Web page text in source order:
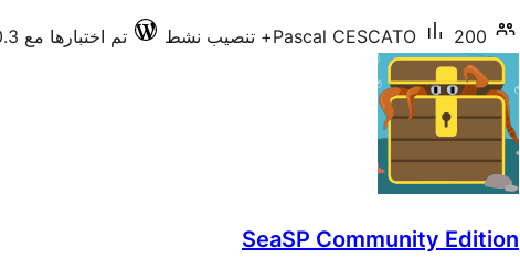
Pascal CESCATO 200+ تنصيب نشط تم اختبارها مع 7.0.3
SeaSP Community Edition